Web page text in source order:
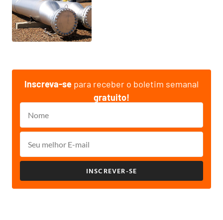
Inscreva-se para receber o boletim semanal
gratuito!
INSCREVER-SE